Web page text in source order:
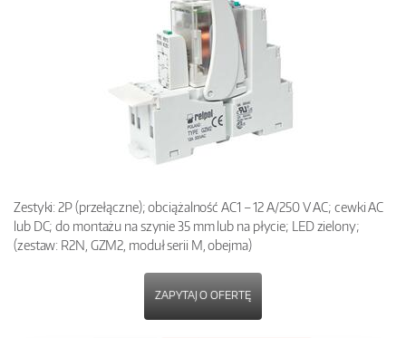
Zestyki: 2P (przełączne); obciążalność AC1 – 12 A/250 V AC; cewki AC
lub DC; do montażu na szynie 35 mm lub na płycie; LED zielony;
(zestaw: R2N, GZM2, moduł serii M, obejma)
ZAPYTAJ O OFERTĘ